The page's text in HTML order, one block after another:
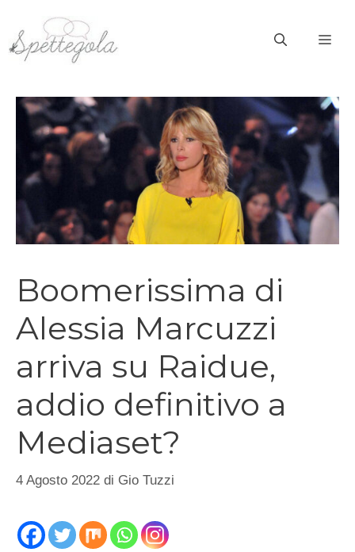
contenuto
Boomerissima di
Alessia Marcuzzi
arriva su Raidue,
addio definitivo a
Mediaset?
4 Agosto 2022 di Gio Tuzzi